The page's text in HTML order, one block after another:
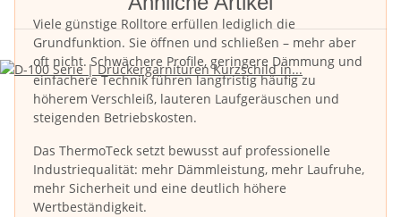
Viele günstige Rolltore erfüllen lediglich die
Grundfunktion. Sie öffnen und schließen – mehr aber
oft nicht. Schwächere Profile, geringere Dämmung und
einfachere Technik führen langfristig häufig zu
höherem Verschleiß, lauteren Laufgeräuschen und
steigenden Betriebskosten.
Das ThermoTeck setzt bewusst auf professionelle
Industriequalität: mehr Dämmleistung, mehr Laufruhe,
mehr Sicherheit und eine deutlich höhere
Wertbeständigkeit.